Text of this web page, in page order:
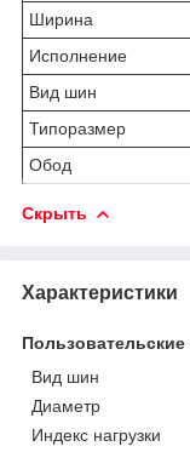
Ширина
Исполнение
Вид шин
Типоразмер
Обод
Скрыть
Характеристики
Пользовательские
Вид шин
Диаметр
Индекс нагрузки